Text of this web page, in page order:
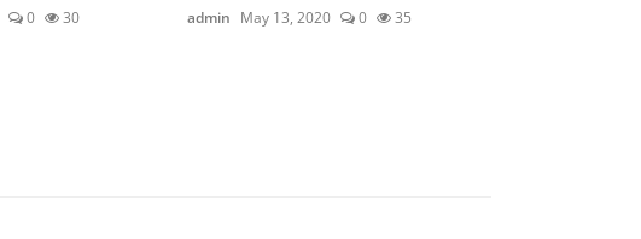
0 30 admin May 13, 2020 0 35